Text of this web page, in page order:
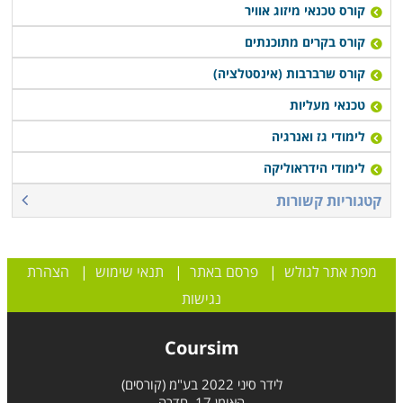
להשתלב תחילה בחברה מקצועית ומובילה בתחום
האלקטרוניקה והחשמל ולצבור ידע וניסיון ורק בשלב מאוחר
יותר, לפתוח עסק עצמאי, שכן ישנה אחריות רבה לעסק
העומד בפני עצמו על כל טעות או תקלה מאשר גיבוי הניתן
מהחברה המעסיקה.
קורס טכנאי מיזוג אוויר
קורס בקרים מתוכנתים
קורס שרברבות (אינסטלציה)
טכנאי מעליות
לימודי גז ואנרגיה
לימודי הידראוליקה
קטגוריות קשורות
מפת אתר לגולש |פרסם באתר | תנאי שימוש | הצהרת
נגישות
Coursim
לידר סיני 2022 בע"מ (קורסים)